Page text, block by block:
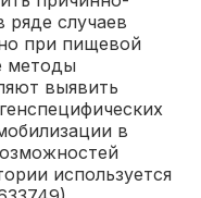
ряде случаев
при пищевой
методы
выявить
в
используется